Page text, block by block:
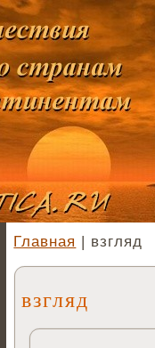
Главная | взгляд
взгляд